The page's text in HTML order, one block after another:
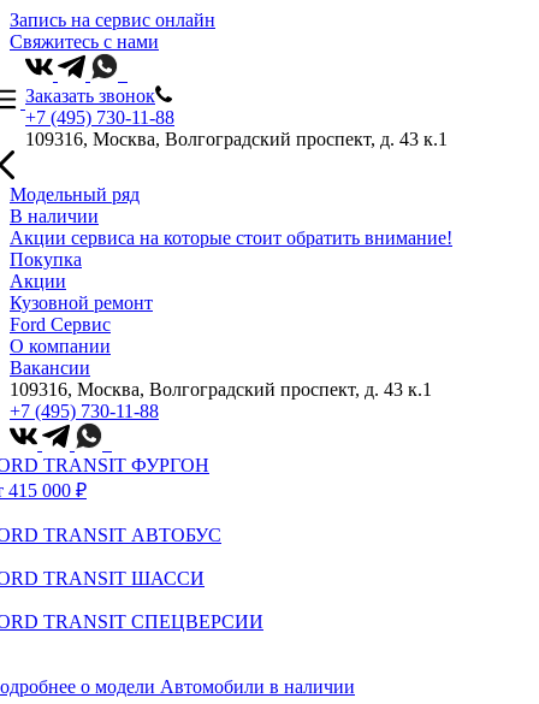
Запись на сервис онлайн
Свяжитесь с нами
Заказать звонок
+7 (495) 730-11-88
109316, Москва, Волгоградский проспект, д. 43 к.1
Модельный ряд
В наличии
Акции сервиса на которые стоит обратить внимание!
Покупка
Акции
Кузовной ремонт
Ford Сервис
О компании
Вакансии
109316, Москва, Волгоградский проспект, д. 43 к.1
+7 (495) 730-11-88
TRANSIT ФУРГОН
415 000 ₽
TRANSIT АВТОБУС
TRANSIT ШАССИ
TRANSIT СПЕЦВЕРСИИ
о модели Автомобили в наличии